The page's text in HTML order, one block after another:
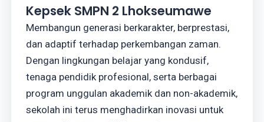
Kepsek SMPN 2 Lhokseumawe
Membangun generasi berkarakter, berprestasi,
dan adaptif terhadap perkembangan zaman.
Dengan lingkungan belajar yang kondusif,
tenaga pendidik profesional, serta berbagai
program unggulan akademik dan non-akademik,
sekolah ini terus menghadirkan inovasi untuk